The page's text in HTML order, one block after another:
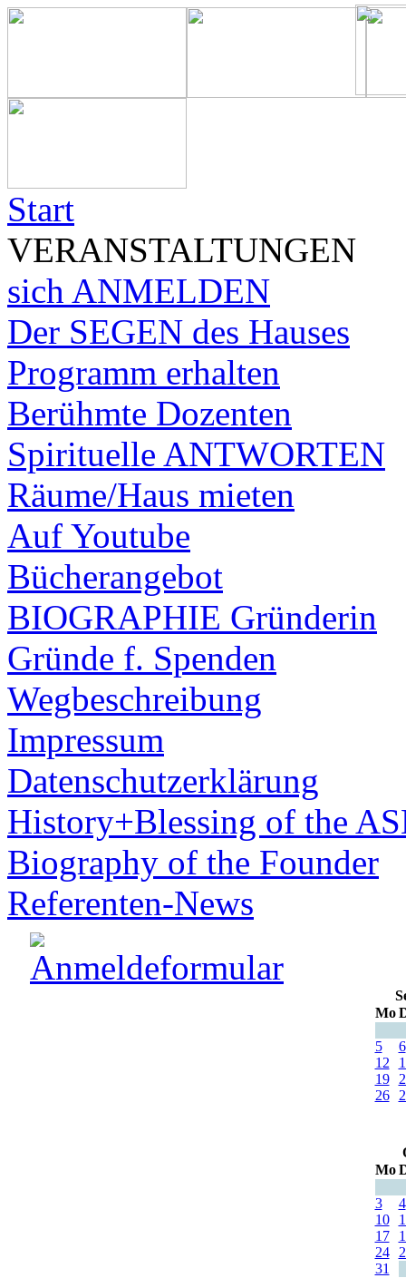
Start
VERANSTALTUNGEN
sich ANMELDEN
Der SEGEN des Hauses
Programm erhalten
Berühmte Dozenten
Spirituelle ANTWORTEN
Räume/Haus mieten
Auf Youtube
Bücherangebot
BIOGRAPHIE Gründerin
Gründe f. Spenden
Wegbeschreibung
Impressum
Datenschutzerklärung
History+Blessing of the
Biography of the Founder
Referenten-News
Mo
5
6
12
19
26
Mo
3
4
10
17
24
31